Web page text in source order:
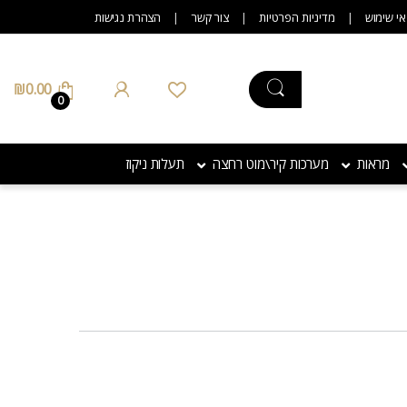
שימוש מדיניות הפרטיות צור קשר הצהרת נגישות
0
₪0.00
מראות מערכות קיר\מוט רחצה תעלות ניקוז